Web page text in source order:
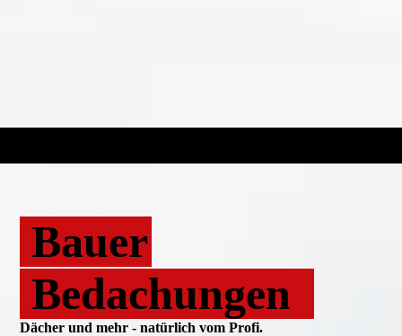
Bauer
Bedachungen
Dächer und mehr - natürlich vom Profi.